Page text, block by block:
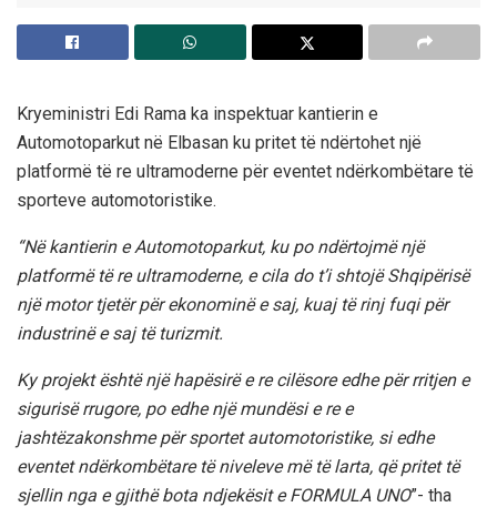
Kryeministri Edi Rama ka inspektuar kantierin e
Automotoparkut në Elbasan ku pritet të ndërtohet një
platformë të re ultramoderne për eventet ndërkombëtare të
sporteve automotoristike.
“Në kantierin e Automotoparkut, ku po ndërtojmë një
platformë të re ultramoderne, e cila do t’i shtojë Shqipërisë
një motor tjetër për ekonominë e saj, kuaj të rinj fuqi për
industrinë e saj të turizmit.
Ky projekt është një hapësirë e re cilësore edhe për rritjen e
sigurisë rrugore, po edhe një mundësi e re e
jashtëzakonshme për sportet automotoristike, si edhe
eventet ndërkombëtare të niveleve më të larta, që pritet të
sjellin nga e gjithë bota ndjekësit e FORMULA UNO”- tha